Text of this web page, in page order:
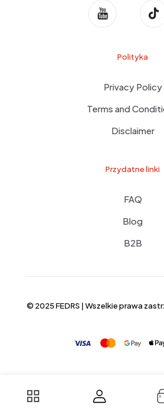
Polityka
Privacy Policy
Terms and
Disclaimer
Przydatne linki
FAQ
Blog
B2B
© 2025 FEDRS | Wszelkie prawa